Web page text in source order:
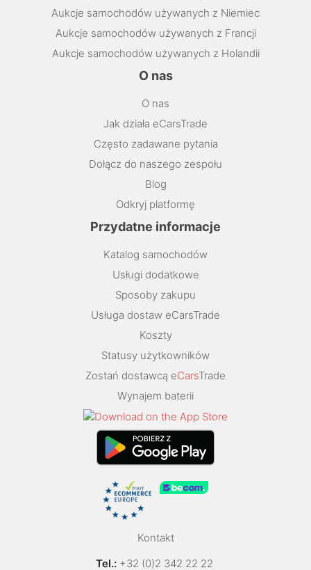
Aukcje samochodów używanych z Niemiec
Aukcje samochodów używanych z Francji
Aukcje samochodów używanych z Holandii
O nas
O nas
Jak działa eCarsTrade
Często zadawane pytania
Dołącz do naszego zespołu
Blog
Odkryj platformę
Przydatne informacje
Katalog samochodów
Usługi dodatkowe
Sposoby zakupu
Usługa dostaw eCarsTrade
Koszty
Statusy użytkowników
Zostań dostawcą eCarsTrade
Wynajem baterii
Kontakt
Tel.: +32 (0)2 342 22 22